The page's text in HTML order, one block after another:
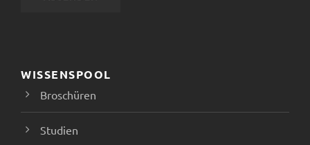
WISSENSPOOL
Broschüren
Studien